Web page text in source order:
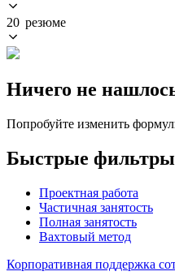
20 резюме
Ничего не
Попробуйте изменить
Быстрые фильтры
Проектная работа
Частичная занятость
Полная занятость
Вахтовый метод
Корпоративная поддержка